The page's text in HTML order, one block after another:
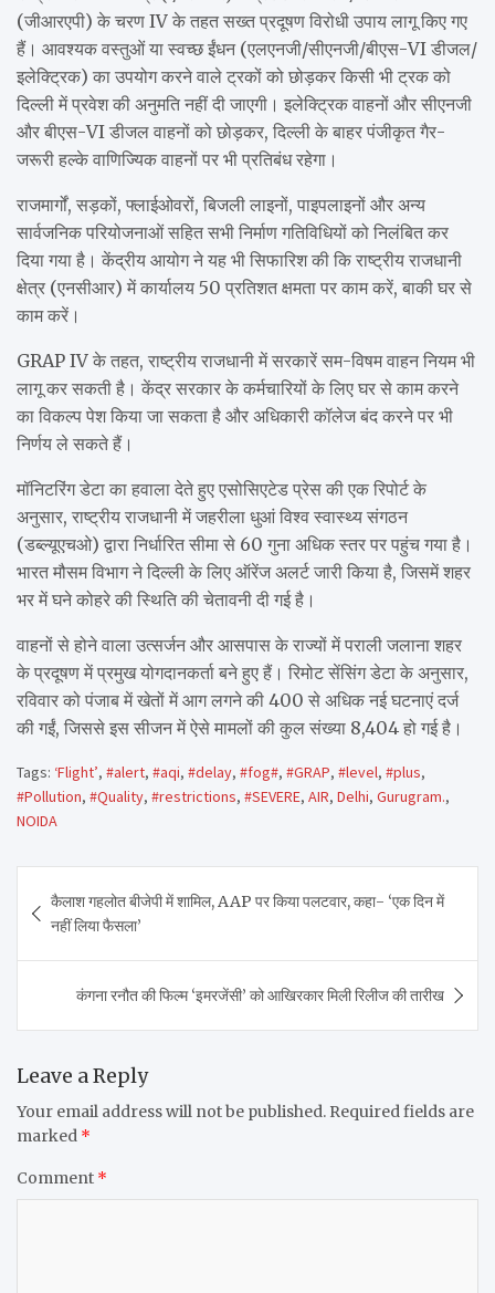
(जीआरएपी) के चरण IV के तहत सख्त प्रदूषण विरोधी उपाय लागू किए गए
हैं। आवश्यक वस्तुओं या स्वच्छ ईंधन (एलएनजी/सीएनजी/बीएस-VI डीजल/
इलेक्ट्रिक) का उपयोग करने वाले ट्रकों को छोड़कर किसी भी ट्रक को
दिल्ली में प्रवेश की अनुमति नहीं दी जाएगी। इलेक्ट्रिक वाहनों और सीएनजी
और बीएस-VI डीजल वाहनों को छोड़कर, दिल्ली के बाहर पंजीकृत गैर-
जरूरी हल्के वाणिज्यिक वाहनों पर भी प्रतिबंध रहेगा।
राजमार्गों, सड़कों, फ्लाईओवरों, बिजली लाइनों, पाइपलाइनों और अन्य
सार्वजनिक परियोजनाओं सहित सभी निर्माण गतिविधियों को निलंबित कर
दिया गया है। केंद्रीय आयोग ने यह भी सिफारिश की कि राष्ट्रीय राजधानी
क्षेत्र (एनसीआर) में कार्यालय 50 प्रतिशत क्षमता पर काम करें, बाकी घर से
काम करें।
GRAP IV के तहत, राष्ट्रीय राजधानी में सरकारें सम-विषम वाहन नियम भी
लागू कर सकती है। केंद्र सरकार के कर्मचारियों के लिए घर से काम करने
का विकल्प पेश किया जा सकता है और अधिकारी कॉलेज बंद करने पर भी
निर्णय ले सकते हैं।
मॉनिटरिंग डेटा का हवाला देते हुए एसोसिएटेड प्रेस की एक रिपोर्ट के
अनुसार, राष्ट्रीय राजधानी में जहरीला धुआं विश्व स्वास्थ्य संगठन
(डब्ल्यूएचओ) द्वारा निर्धारित सीमा से 60 गुना अधिक स्तर पर पहुंच गया है।
भारत मौसम विभाग ने दिल्ली के लिए ऑरेंज अलर्ट जारी किया है, जिसमें शहर
भर में घने कोहरे की स्थिति की चेतावनी दी गई है।
वाहनों से होने वाला उत्सर्जन और आसपास के राज्यों में पराली जलाना शहर
के प्रदूषण में प्रमुख योगदानकर्ता बने हुए हैं। रिमोट सेंसिंग डेटा के अनुसार,
रविवार को पंजाब में खेतों में आग लगने की 400 से अधिक नई घटनाएं दर्ज
की गईं, जिससे इस सीजन में ऐसे मामलों की कुल संख्या 8,404 हो गई है।
Tags: ‘Flight’, #alert, #aqi, #delay, #fog#, #GRAP, #level, #plus,
#Pollution, #Quality, #restrictions, #SEVERE, AIR, Delhi, Gurugram.,
NOIDA
navigation
कैलाश गहलोत बीजेपी में शामिल, AAP पर किया पलटवार, कहा- ‘एक दिन में
नहीं लिया फैसला’
कंगना रनौत की फिल्म ‘इमरजेंसी’ को आखिरकार मिली रिलीज की तारीख
Leave a Reply
Your email address will not be published. Required fields are
marked *
Comment *